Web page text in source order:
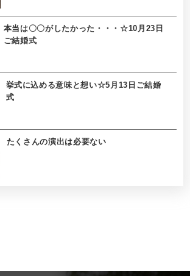
本当は〇〇がしたかった・・・☆10月23日
ご結婚式
挙式に込める意味と想い☆5月13日ご結婚
式
たくさんの演出は必要ない